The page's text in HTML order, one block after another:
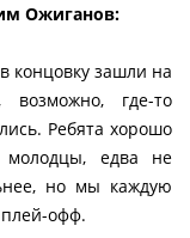
Ожиганов:
концовку зашли на
где-то
Ребята хорошо
едва не
но мы каждую
офф.